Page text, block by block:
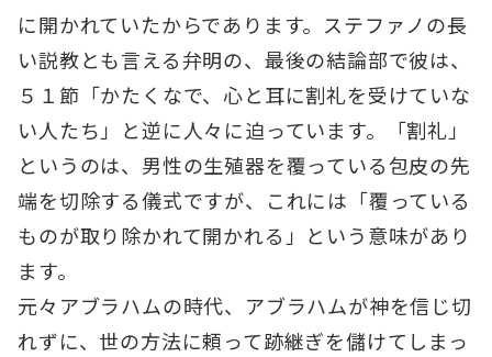
に開かれていたからであります。ステファノの長
い説教とも言える弁明の、最後の結論部で彼は、
５１節「かたくなで、心と耳に割礼を受けていな
い人たち」と逆に人々に迫っています。「割礼」
というのは、男性の生殖器を覆っている包皮の先
端を切除する儀式ですが、これには「覆っている
ものが取り除かれて開かれる」という意味があり
ます。
元々アブラハムの時代、アブラハムが神を信じ切
れずに、世の方法に頼って跡継ぎを儲けてしまっ